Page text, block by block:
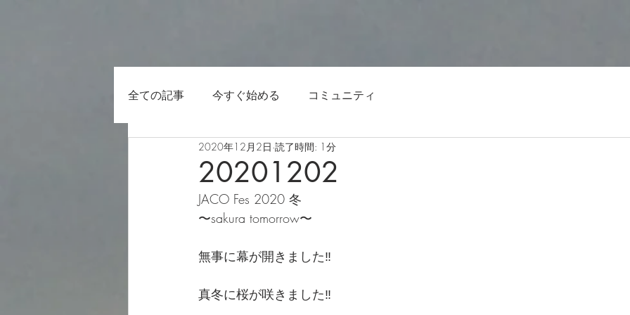
全ての記事 今すぐ始める コミュニティ
20201202
2020年12月2日 読了時間: 1分
JACO Fes 2020 冬
〜sakura tomorrow〜
無事に幕が開きました‼️
真冬に桜が咲きました‼️